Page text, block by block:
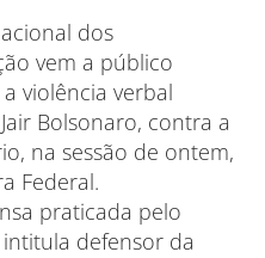
dos
vem a público
violência verbal
Bolsonaro, contra a
na sessão de ontem,
Federal.
praticada pelo
defensor da